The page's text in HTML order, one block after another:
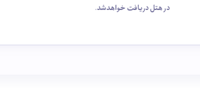
در هتل دریافت خواهدشد.